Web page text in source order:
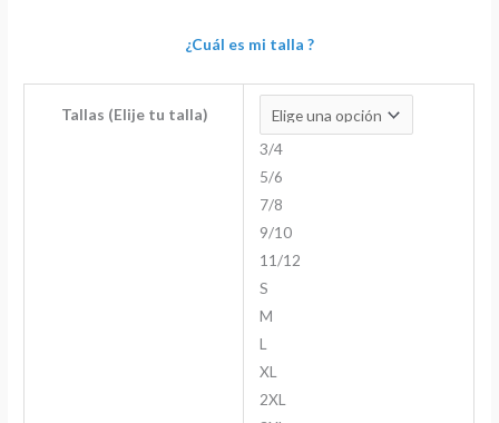
¿Cuál es mi talla ?
Tallas (Elije tu talla)
3/4
5/6
7/8
9/10
11/12
S
M
L
XL
2XL